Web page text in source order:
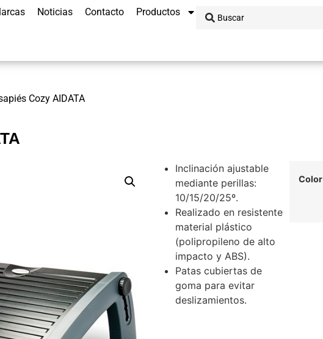
Noticias Contacto Productos
Cozy AIDATA
Inclinación ajustable
mediante perillas:
10/15/20/25º.
Realizado en resistente
material plástico
(polipropileno de alto
impacto y ABS).
Patas cubiertas de
goma para evitar
deslizamientos.
Color